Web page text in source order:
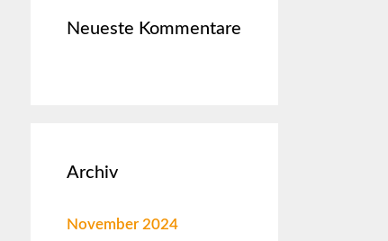
Neueste Kommentare
Archiv
November 2024